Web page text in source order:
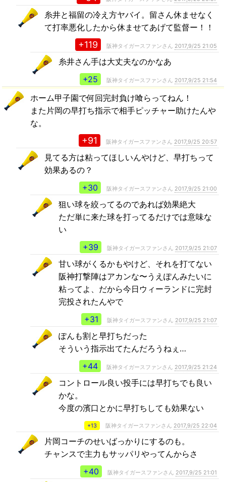
糸井と福留の冷え方ヤバイ。留さん休ませなく
て打率悪化したから休ませてあげて監督ー！！
+119 阪神タイガースファンさん 2017,9/25 21:05
糸井さん手は大丈夫なのかなあ
+25
阪神タイガースファンさん 2017,9/25 21:54
ホーム甲子園で何回完封負け喰らってねん！
また片岡の早打ち指示で相手ピッチャー助けたんや
な。
+91 阪神タイガースファンさん 2017,9/25 20:57
見てる方は粘ってほしいんやけど、早打ちって
効果あるの？
+30
阪神タイガースファンさん 2017,9/25 21:00
狙い球を絞ってるのであれば効果絶大
ただ単に来た球を打ってるだけでは意味な
い
+39
阪神タイガースファンさん 2017,9/25 21:07
甘い球がくるかもやけど、それを打てない
阪神打撃陣はアカンな〜うえぽんみたいに
粘ってよ、だから今日ウィーランドに完封
完投されたんやで
+31
阪神タイガースファンさん 2017,9/25 21:07
ぽんも割と早打ちだった
そういう指示出てたんだろうねぇ…
+44
阪神タイガースファンさん 2017,9/25 21:24
コントロール良い投手には早打ちでも良い
かな。
今度の濱口とかに早打ちしても効果ない
+13 阪神タイガースファンさん 2017,9/25 22:04
片岡コーチのせいばっかりにするのも。
チャンスで主力もサッパリやってんからさ
+40
阪神タイガースファンさん 2017,9/25 21:01